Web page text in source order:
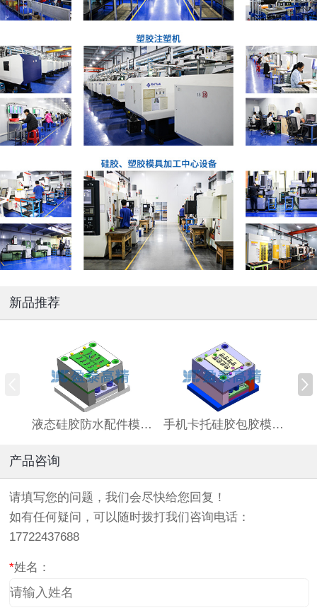
新品推荐
液态硅胶防水配件模具加工厂 开模定制防水液态硅胶包胶件模具 来图生产硅... 手机卡托硅胶包胶模厂家 卡托液态硅胶包胶模具加工厂
产品咨询
请填写您的问题，我们会尽快给您回复！
如有任何疑问，可以随时拨打我们咨询电话：
17722437688
*姓名：